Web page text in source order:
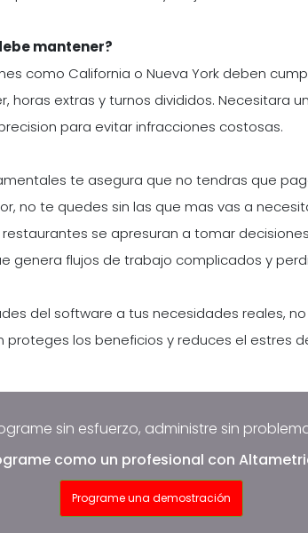
mantener?
como California o Nueva York deben
horas extras y turnos divididos. Necesitara
para evitar infracciones costosas.
te asegura que no tendras que
no te quedes sin las que mas vas a
se apresuran a tomar
genera flujos de trabajo complicados y
del software a tus necesidades reales,
proteges los beneficios y reduces el estres
sin esfuerzo, administre sin
como un profesional con
Programe una demostración